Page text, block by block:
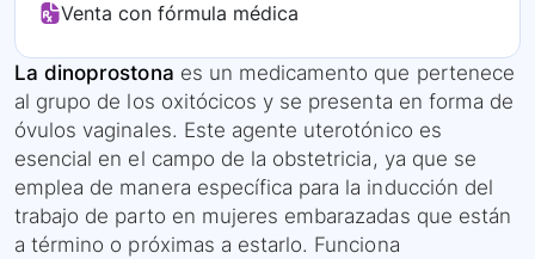
Venta con fórmula médica
La dinoprostona es un medicamento que pertenece
al grupo de los oxitócicos y se presenta en forma de
óvulos vaginales. Este agente uterotónico es
esencial en el campo de la obstetricia, ya que se
emplea de manera específica para la inducción del
trabajo de parto en mujeres embarazadas que están
a término o próximas a estarlo. Funciona